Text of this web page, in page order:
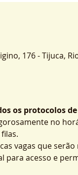
176 - Tijuca,
os protocolos
no
vagas que
acesso e